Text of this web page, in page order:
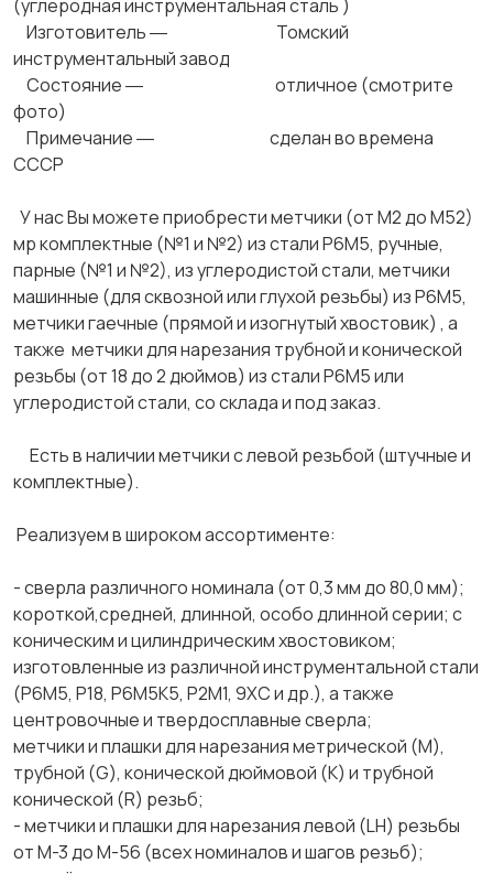
(углеродная инструментальная сталь )
Изготовитель ― Томский
инструментальный завод
Состояние ― отличное (смотрите
фото)
Примечание ― сделан во времена
СССР
У нас Вы можете приобрести метчики (от М2 до М52)
мр комплектные (№1 и №2) из стали Р6М5, ручные,
парные (№1 и №2), из углеродистой стали, метчики
машинные (для сквозной или глухой резьбы) из Р6М5,
метчики гаечные (прямой и изогнутый хвостовик) , а
также метчики для нарезания трубной и конической
резьбы (от 18 до 2 дюймов) из стали Р6М5 или
углеродистой стали, со склада и под заказ.
Есть в наличии метчики с левой резьбой (штучные и
комплектные).
Реализуем в широком ассортименте:
- сверла различного номинала (от 0,3 мм до 80,0 мм);
короткой,средней, длинной, особо длинной серии; с
коническим и цилиндрическим хвостовиком;
изготовленные из различной инструментальной стали
(Р6М5, Р18, Р6М5К5, Р2М1, 9ХС и др.), а также
центровочные и твердосплавные сверла;
метчики и плашки для нарезания метрической (М),
трубной (G), конической дюймовой (К) и трубной
конической (R) резьб;
- метчики и плашки для нарезания левой (LH) резьбы
от М-3 до М-56 (всех номиналов и шагов резьб);